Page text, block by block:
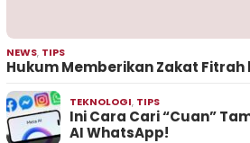
NEWS, TIPS
Hukum Memberikan Zakat Fitrah
TEKNOLOGI, TIPS
Ini Cara Cari “Cuan”
AI WhatsApp!